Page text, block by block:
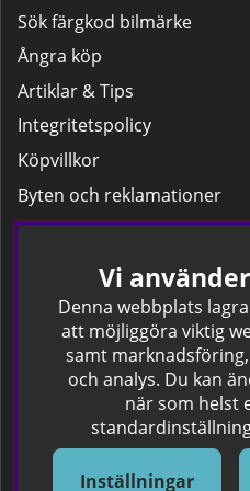
Sök färgkod bilmärke
Ångra köp
Artiklar & Tips
Integritetspolicy
Köpvillkor
Byten och reklamationer
Leverans
Hitta färgkoden på bilen.
Företagskund
Om oss
Om Spraycan
IKEA Färger
Vi
Denna webbplats
att möjliggöra viktig
samt
och analys. Du kan
när som helst
Inställningar